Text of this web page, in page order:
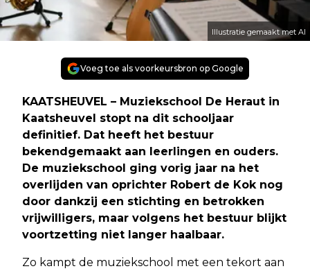
Illustratie gemaakt met AI
Voeg toe als voorkeursbron op Google
KAATSHEUVEL – Muziekschool De Heraut in
Kaatsheuvel stopt na dit schooljaar
definitief. Dat heeft het bestuur
bekendgemaakt aan leerlingen en ouders.
De muziekschool ging vorig jaar na het
overlijden van oprichter Robert de Kok nog
door dankzij een stichting en betrokken
vrijwilligers, maar volgens het bestuur blijkt
voortzetting niet langer haalbaar.
Zo kampt de muziekschool met een tekort aan